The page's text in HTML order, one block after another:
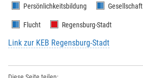
Nachname*:
Persönlichkeitsbildung Gesellschaft
Flucht Regensburg-Stadt
Link zur KEB Regensburg-Stadt